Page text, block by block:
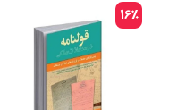
16٪